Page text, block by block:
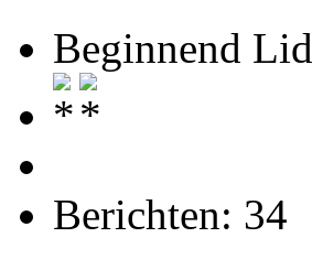
Beginnend Lid
Berichten: 34